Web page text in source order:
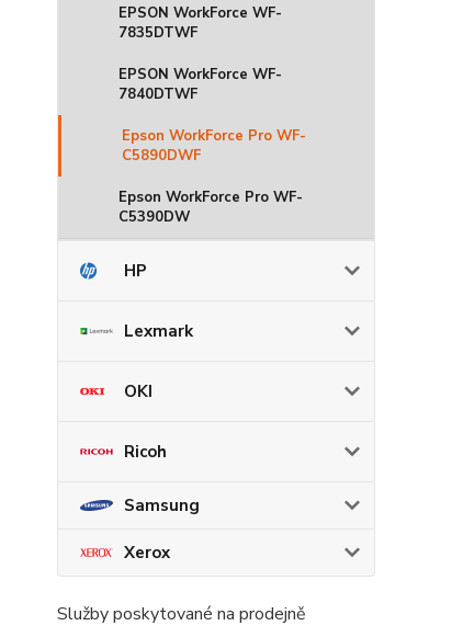
EPSON WorkForce WF-
7835DTWF
EPSON WorkForce WF-
7840DTWF
Epson WorkForce Pro WF-
C5890DWF
Epson WorkForce Pro WF-
C5390DW
HP
Lexmark
OKI
Ricoh
Samsung
Xerox
Služby poskytované na prodejně